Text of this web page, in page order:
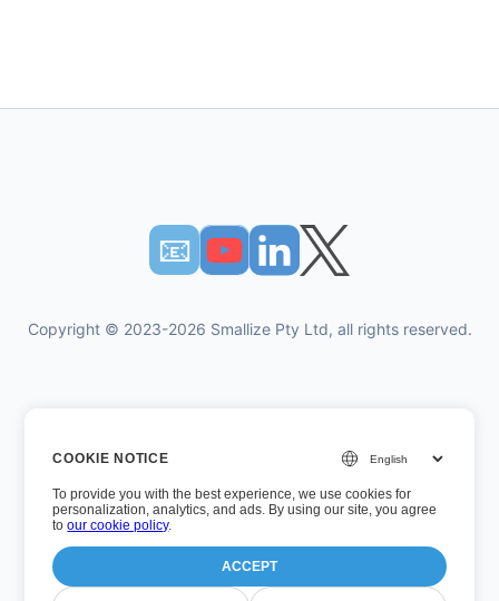
📧︎
Copyright © 2023-2026 Smallize Pty Ltd, all rights reserved.
Πολιτική Απορρήτου
Οροι χρήσης
Εκτελεστική πρόσβαση
COOKIE NOTICE
To provide you with the best experience, we use cookies for
personalization, analytics, and ads. By using our site, you agree
toour cookie policy.
ACCEPT